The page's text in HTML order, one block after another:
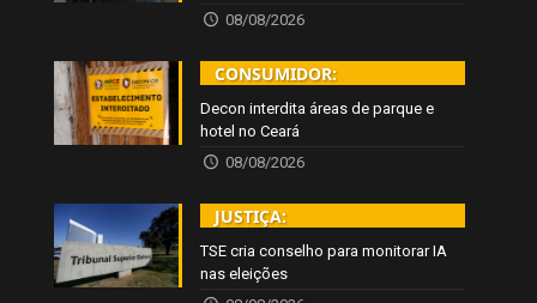
08/08/2026
CONSUMIDOR:
Decon interdita áreas de parque e
hotel no Ceará
08/08/2026
JUSTIÇA:
TSE cria conselho para monitorar IA
nas eleições